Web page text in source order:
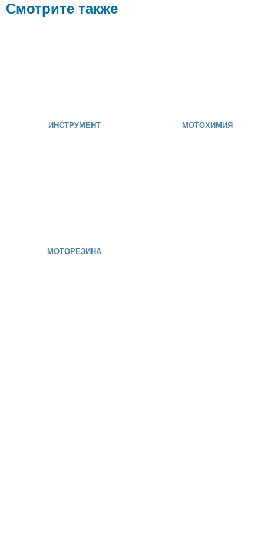
Смотрите также
ИНСТРУМЕНТ МОТОХИМИЯ
МОТОРЕЗИНА